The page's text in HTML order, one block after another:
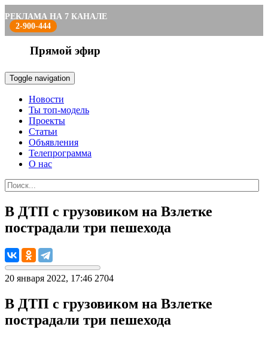
РЕКЛАМА НА 7 КАНАЛЕ
2-900-444
Прямой эфир
Toggle navigation
Новости
Ты топ-модель
Проекты
Статьи
Объявления
Телепрограмма
О нас
В ДТП с грузовиком на Взлетке
пострадали три пешехода
20 января 2022, 17:46 2704
В ДТП с грузовиком на Взлетке
пострадали три пешехода